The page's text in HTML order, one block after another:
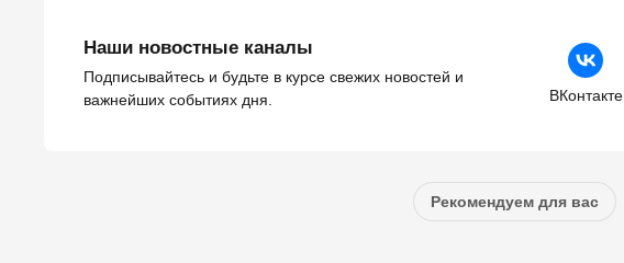
Наши новостные каналы
Подписывайтесь и будьте в курсе свежих новостей и
важнейших событиях дня.
ВКонтакте
Рекомендуем для вас